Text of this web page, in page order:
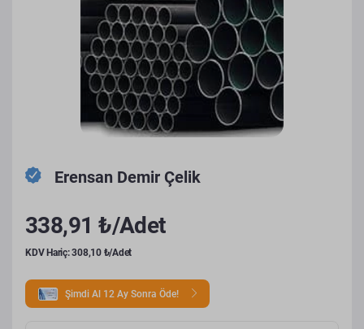
Erensan Demir Çelik
338,91 ₺/Adet
KDV Hariç: 308,10 ₺/Adet
Şimdi Al 12 Ay Sonra Öde!